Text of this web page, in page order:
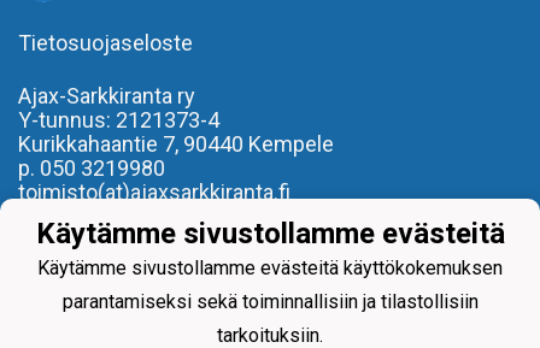
Tietosuojaseloste
Ajax-Sarkkiranta ry
Y-tunnus: 2121373-4
Kurikkahaantie 7, 90440 Kempele
p. 050 3219980
toimisto(at)ajaxsarkkiranta.fi
- REILU PELI, REILU KAVERI -
Käytämme sivustollamme evästeitä
Käytämme sivustollamme evästeitä käyttökokemuksen
parantamiseksi sekä toiminnallisiin ja tilastollisiin
tarkoituksiin.